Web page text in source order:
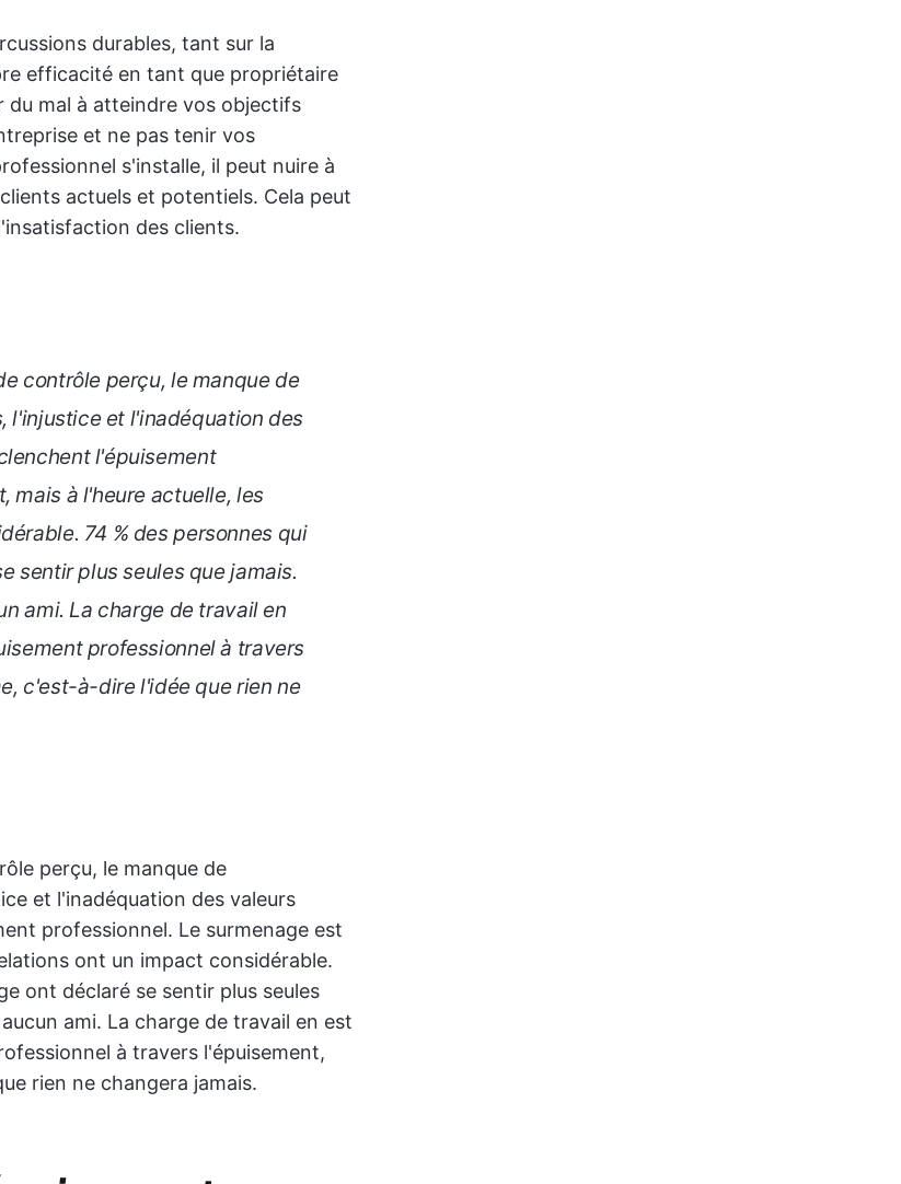
durables, tant sur la
efficacité en tant que propriétaire
du mal à atteindre vos objectifs
et ne pas tenir vos
s'installe, il peut nuire à
actuels et potentiels. Cela peut
des clients.
contrôle perçu, le manque de
l'injustice et l'inadéquation des
l'épuisement
mais à l'heure actuelle, les
74 % des personnes qui
sentir plus seules que jamais.
ami. La charge de travail en
professionnel à travers
c'est-à-dire l'idée que rien ne
perçu, le manque de
et l'inadéquation des valeurs
professionnel. Le surmenage est
ont un impact considérable.
ont déclaré se sentir plus seules
ami. La charge de travail en est
à travers l'épuisement,
rien ne changera jamais.